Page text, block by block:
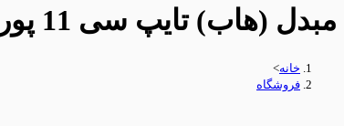
مبدل (هاب) تایپ سی 11 پورت برند belkin
خانه>
فروشگاه